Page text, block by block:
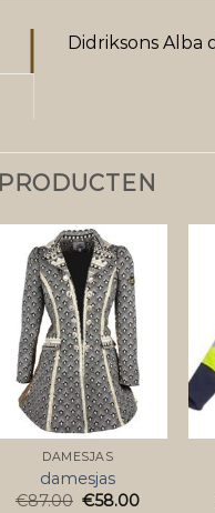
Didriksons Alba
DAMESJAS
damesjas
€87.00 €58.00